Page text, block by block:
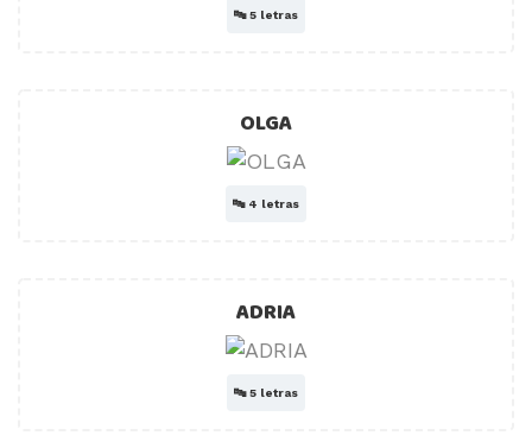
🔤5 letras
OLGA
🔤 4 letras
ADRIA
🔤5 letras